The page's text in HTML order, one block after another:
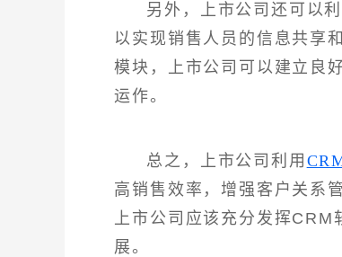
另外，上市公司还可以
以实现销售人员的信息共享
模块，上市公司可以建立良
运作。
总之，上市公司利用
高销售效率，增强客户关系
上市公司应该充分发挥
展。